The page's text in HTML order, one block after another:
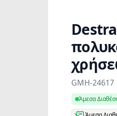
Product
GMH-24617
Άμεσα